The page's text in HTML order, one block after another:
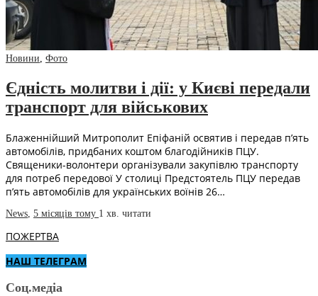
Новини, Фото
Єдність молитви і дії: у Києві передали
транспорт для військових
Блаженнійший Митрополит Епіфаній освятив і передав п’ять
автомобілів, придбаних коштом благодійників ПЦУ.
Священики-волонтери організували закупівлю транспорту
для потреб передової У столиці Предстоятель ПЦУ передав
п’ять автомобілів для українських воїнів 26…
News, 5 місяців тому 1 хв. читати
ПОЖЕРТВА
НАШ ТЕЛЕГРАМ
Соц.медіа